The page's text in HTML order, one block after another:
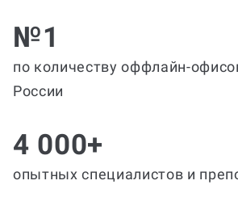
№1
по количеству оффлайн-
России
4 000+
опытных специалистов и